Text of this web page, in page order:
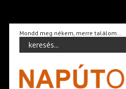
Mondd meg nékem, merre találom…